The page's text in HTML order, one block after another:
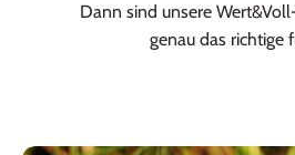
Dann sind unsere
genau das richtige